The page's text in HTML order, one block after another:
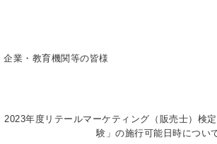
企業・教育機関等の皆様
2023年度リテールマーケティング（販売士）検
験」の施行可能日時につい